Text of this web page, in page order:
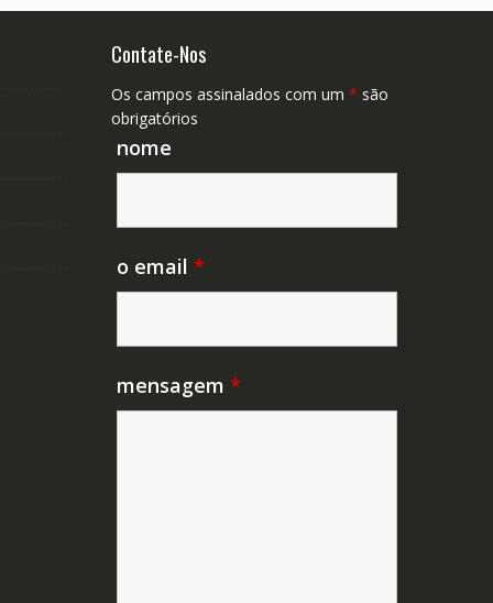
Contate-Nos
Os campos assinalados com um * são
obrigatórios
nome
o email *
mensagem *